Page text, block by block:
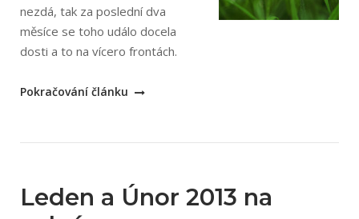
nezdá, tak za poslední dva
měsíce se toho událo docela
dosti a to na vícero frontách.
„Jaro
Pokračování článku
Leden a Únor 2013 na